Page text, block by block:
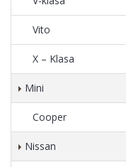
Vito
X – Klasa
Mini
Cooper
Nissan